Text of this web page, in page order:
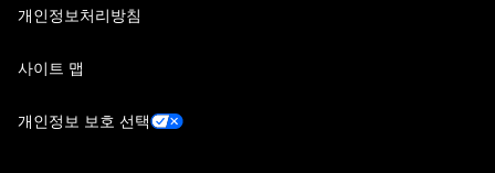
개인정보처리방침
사이트 맵
개인정보 보호 선택